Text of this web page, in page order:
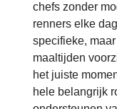
chefs zonder
renners elke
specifieke,
maaltijden
het juiste
hele belangrijk